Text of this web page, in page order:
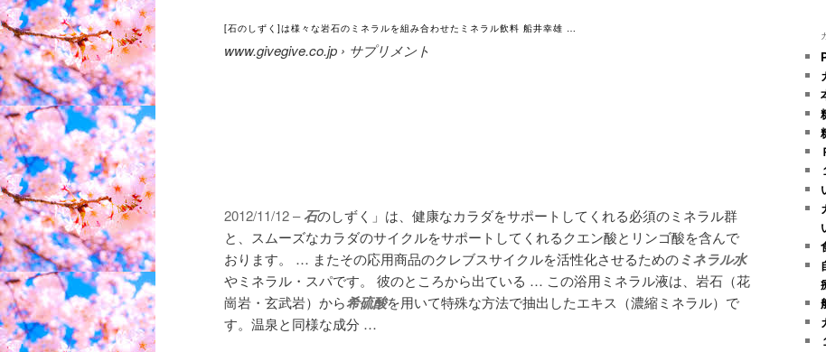
[石のしずく]は様々な岩石のミネラルを組み合わせたミネラル飲料 船井幸雄 …
www.givegive.co.jp › サプリメント
2012/11/12 –石のしずく」は、健康なカラダをサポートしてくれる必須のミネラル群
と、スムーズなカラダのサイクルをサポートしてくれるクエン酸とリンゴ酸を含んで
おります。 … またその応用商品のクレブスサイクルを活性化させるためのミネラル水
やミネラル・スパです。 彼のところから出ている … この浴用ミネラル液は、岩石（花
崗岩・玄武岩）から希硫酸を用いて特殊な方法で抽出したエキス（濃縮ミネラル）で
す。温泉と同様な成分 …